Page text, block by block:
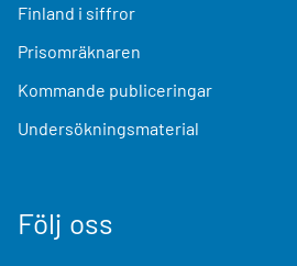
Finland i siffror
Prisomräknaren
Kommande publiceringar
Undersökningsmaterial
Följ oss